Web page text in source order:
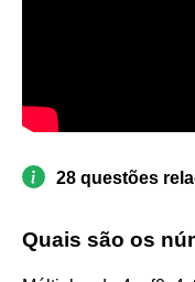
28 questões
Quais são os